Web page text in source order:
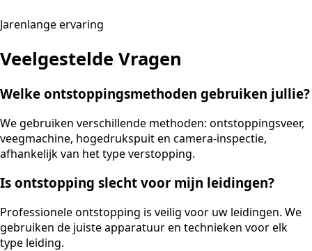
Jarenlange ervaring
Veelgestelde Vragen
Welke ontstoppingsmethoden gebruiken jullie?
We gebruiken verschillende methoden: ontstoppingsveer,
veegmachine, hogedrukspuit en camera-inspectie,
afhankelijk van het type verstopping.
Is ontstopping slecht voor mijn leidingen?
Professionele ontstopping is veilig voor uw leidingen. We
gebruiken de juiste apparatuur en technieken voor elk
type leiding.